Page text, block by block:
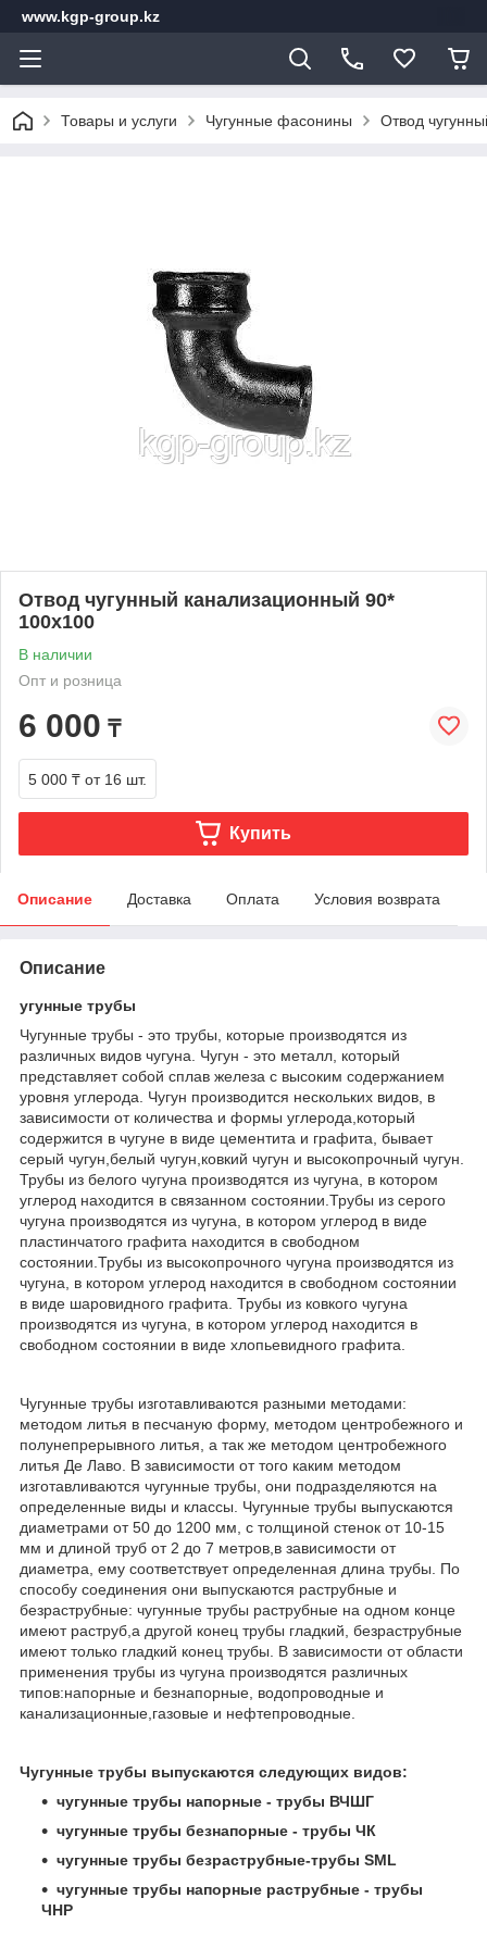
www.kgp-group.kz
Товары и услуги Чугунные фасонины Отвод
Отвод чугунный канализационный 90*
100х100
В наличии
Опт и розница
6 000 ₸
5 000 ₸ от 16 шт.
Купить
Описание Доставка Оплата Условия возврата
Описание
угунные трубы
Чугунные трубы - это трубы, которые производятся из
различных видов чугуна. Чугун - это металл, который
представляет собой сплав железа c высоким содержанием
уровня углерода. Чугун производится нескольких видов, в
зависимости от количества и формы углерода,который
содержится в чугуне в виде цементита и графита, бывает
серый чугун,белый чугун,ковкий чугун и высокопрочный чугун.
Трубы из белого чугуна производятся из чугуна, в котором
углерод находится в связанном состоянии.Трубы из серого
чугуна производятся из чугуна, в котором углерод в виде
пластинчатого графита находится в свободном
состоянии.Трубы из высокопрочного чугуна производятся из
чугуна, в котором углерод находится в свободном состоянии
в виде шаровидного графита. Трубы из ковкого чугуна
производятся из чугуна, в котором углерод находится в
свободном состоянии в виде хлопьевидного графита.
Чугунные трубы изготавливаются разными методами:
методом литья в песчаную форму, методом центробежного и
полунепрерывного литья, а так же методом центробежного
литья Де Лаво. В зависимости от того каким методом
изготавливаются чугунные трубы, они подразделяются на
определенные виды и классы. Чугунные трубы выпускаются
диаметрами от 50 до 1200 мм, с толщиной стенок от 10-15
мм и длиной труб от 2 до 7 метров,в зависимости от
диаметра, ему соответствует определенная длина трубы. По
способу соединения они выпускаются раструбные и
безраструбные: чугунные трубы раструбные на одном конце
имеют раструб,а другой конец трубы гладкий, безраструбные
имеют только гладкий конец трубы. В зависимости от области
применения трубы из чугуна производятся различных
типов:напорные и безнапорные, водопроводные и
канализационные,газовые и нефтепроводные.
Чугунные трубы выпускаются следующих видов:
чугунные трубы напорные - трубы ВЧШГ
чугунные трубы безнапорные - трубы ЧК
чугунные трубы безраструбные-трубы SML
чугунные трубы напорные раструбные - трубы
ЧНР